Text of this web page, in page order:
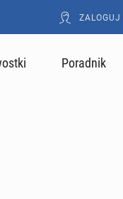
ZALOGUJ
Poradnik